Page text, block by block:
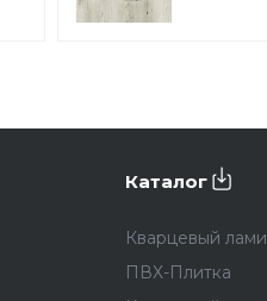
Каталог
Кварцевый
ПВХ-Плитка